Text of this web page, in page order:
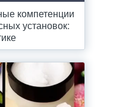
компетенции
установок: